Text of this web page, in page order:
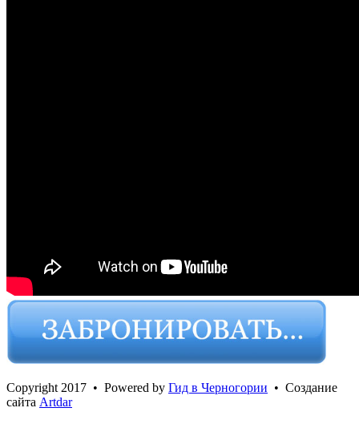
Сopyright 2017 • Powered by Гид в Черногории • Создание
сайта Artdar